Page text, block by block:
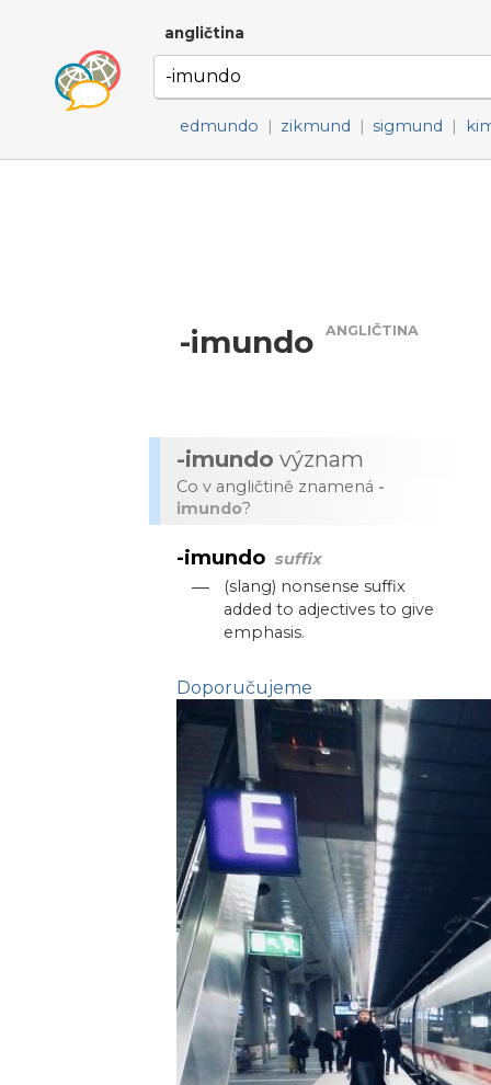
angličtina
edmundo | zikmund | sigmund |
-imundo ANGLIČTINA
-imundo význam
Co v angličtině znamená -
imundo?
-imundo suffix
—
(slang) nonsense suffix
added to adjectives to give
emphasis.
Doporučujeme